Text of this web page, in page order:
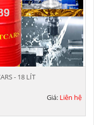
- 18 LÍT
Giá: Liên hệ